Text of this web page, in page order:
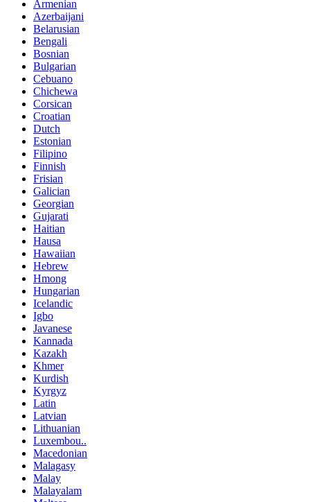
Armenian
Azerbaijani
Belarusian
Bengali
Bosnian
Bulgarian
Cebuano
Chichewa
Corsican
Croatian
Dutch
Estonian
Filipino
Finnish
Frisian
Galician
Georgian
Gujarati
Haitian
Hausa
Hawaiian
Hebrew
Hmong
Hungarian
Icelandic
Igbo
Javanese
Kannada
Kazakh
Khmer
Kurdish
Kyrgyz
Latin
Latvian
Lithuanian
Luxembou..
Macedonian
Malagasy
Malay
Malayalam